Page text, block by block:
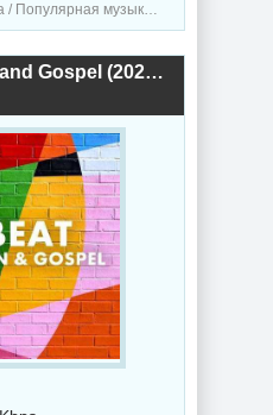
музыка / Джаз музыка / Музыка VA
Upbeat Christian and Gospel (2022) торрент